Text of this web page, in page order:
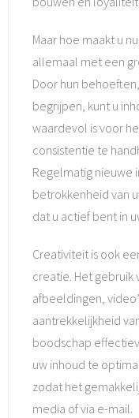
Maar hoe maakt u
allemaal met een
Door hun
begrijpen, kunt u
waardevol is voor
consistentie te
Regelmatig nieuwe
betrokkenheid van
dat u actief bent in
Creativiteit is ook
creatie. Het gebruik
afbeeldingen,
aantrekkelijkheid
boodschap
uw inhoud te
zodat het
media of via e-mail.